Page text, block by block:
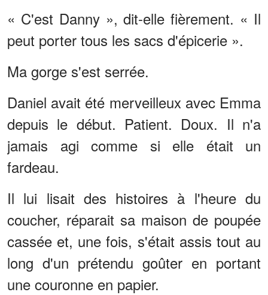
« C'est Danny », dit-elle fièrement. « Il
peut porter tous les sacs d'épicerie ».
Ma gorge s'est serrée.
Daniel avait été merveilleux avec Emma
depuis le début. Patient. Doux. Il n'a
jamais agi comme si elle était un
fardeau.
Il lui lisait des histoires à l'heure du
coucher, réparait sa maison de poupée
cassée et, une fois, s'était assis tout au
long d'un prétendu goûter en portant
une couronne en papier.